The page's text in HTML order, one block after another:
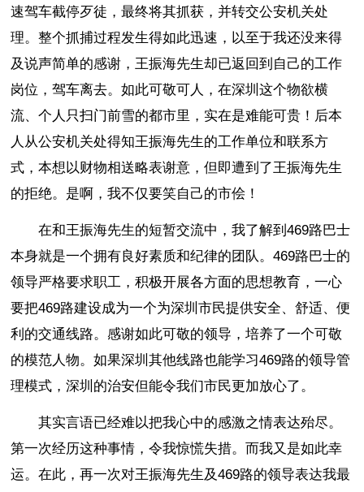
速驾车截停歹徒，最终将其抓获，并转交公安机关处
理。整个抓捕过程发生得如此迅速，以至于我还没来得
及说声简单的感谢，王振海先生却已返回到自己的工作
岗位，驾车离去。如此可敬可人，在深圳这个物欲横
流、个人只扫门前雪的都市里，实在是难能可贵！后本
人从公安机关处得知王振海先生的工作单位和联系方
式，本想以财物相送略表谢意，但即遭到了王振海先生
的拒绝。是啊，我不仅要笑自己的市侩！
在和王振海先生的短暂交流中，我了解到469路巴士
本身就是一个拥有良好素质和纪律的团队。469路巴士的
领导严格要求职工，积极开展各方面的思想教育，一心
要把469路建设成为一个为深圳市民提供安全、舒适、便
利的交通线路。感谢如此可敬的领导，培养了一个可敬
的模范人物。如果深圳其他线路也能学习469路的领导管
理模式，深圳的治安但能令我们市民更加放心了。
其实言语已经难以把我心中的感激之情表达殆尽。
第一次经历这种事情，令我惊慌失措。而我又是如此幸
运。在此，再一次对王振海先生及469路的领导表达我最